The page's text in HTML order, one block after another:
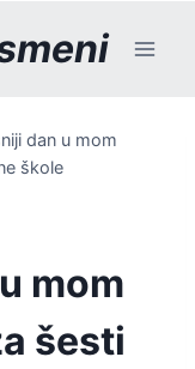
dan u mom
škole
mom
šesti